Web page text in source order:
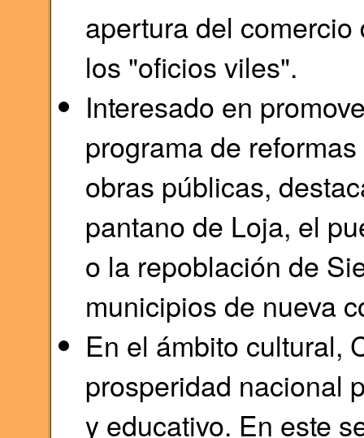
apertura del
los "oficios viles".
Interesado en
programa de
obras públicas,
pantano de Loja, el
o la repoblación de
municipios de nueva
En el ámbito cultural,
prosperidad nacional
y educativo. En este